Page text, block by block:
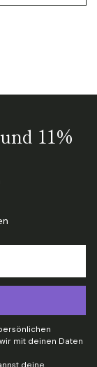
11%
mit deinen Daten